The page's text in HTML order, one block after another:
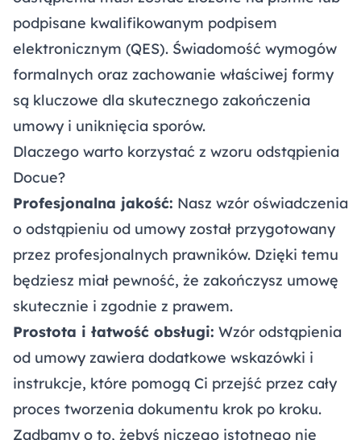
podpisane kwalifikowanym podpisem
elektronicznym (QES). Świadomość wymogów
formalnych oraz zachowanie właściwej formy
są kluczowe dla skutecznego zakończenia
umowy i uniknięcia sporów.
Dlaczego warto korzystać z wzoru odstąpienia
Docue?
Profesjonalna jakość: Nasz wzór oświadczenia
o odstąpieniu od umowy został przygotowany
przez profesjonalnych prawników. Dzięki temu
będziesz miał pewność, że zakończysz umowę
skutecznie i zgodnie z prawem.
Prostota i łatwość obsługi: Wzór odstąpienia
od umowy zawiera dodatkowe wskazówki i
instrukcje, które pomogą Ci przejść przez cały
proces tworzenia dokumentu krok po kroku.
Zadbamy o to, żebyś niczego istotnego nie